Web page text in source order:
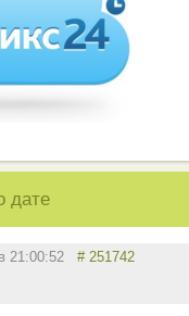
дате
21:00:52 # 251742